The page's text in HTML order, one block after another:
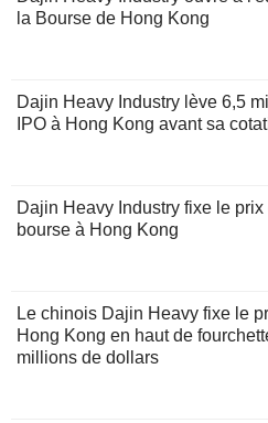
la Bourse de Hong Kong
Dajin Heavy Industry lève 6,5
IPO à Hong Kong avant sa
Dajin Heavy Industry fixe le
bourse à Hong Kong
Le chinois Dajin Heavy fixe le
Hong Kong en haut de
millions de dollars